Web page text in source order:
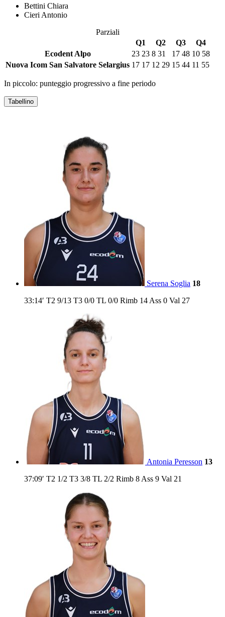
Bettini Chiara
Cieri Antonio
Parziali
Q1
Q2 Q3
Q4
Ecodent Alpo
23 23 8 31 17 48 10 58
Nuova Icom San Salvatore Selargius 17 17 12 29 15 44 11 55
In piccolo: punteggio progressivo a fine periodo
Tabellino
Serena Soglia 18
33:14′ T2 9/13 T3 0/0 TL 0/0 Rimb 14 Ass 0 Val 27
Antonia Peresson 13
37:09′ T2 1/2 T3 3/8 TL 2/2 Rimb 8 Ass 9 Val 21